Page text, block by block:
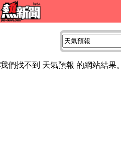
我們找不到 天氣預報 的網站結果。